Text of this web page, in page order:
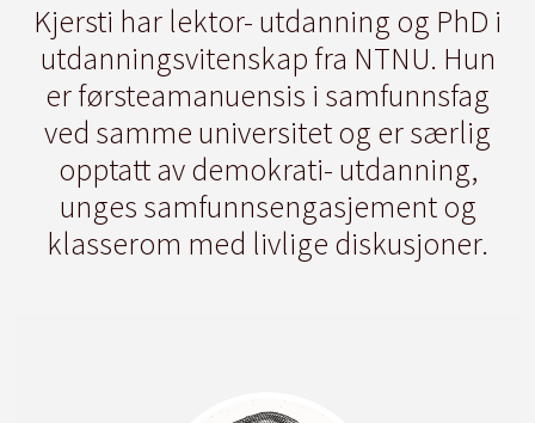
Kjersti har lektor- utdanning og PhD i
utdanningsvitenskap fra NTNU. Hun
er førsteamanuensis i samfunnsfag
ved samme universitet og er særlig
opptatt av demokrati- utdanning,
unges samfunnsengasjement og
klasserom med livlige diskusjoner.